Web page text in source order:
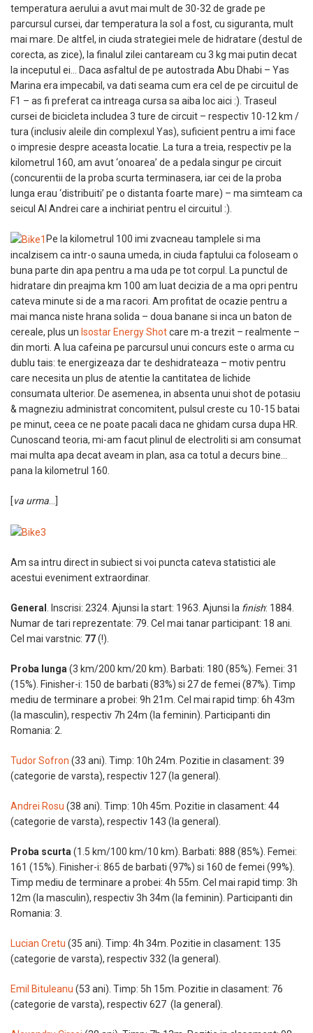
temperatura aerului a avut mai mult de 30-32 de grade pe
parcursul cursei, dar temperatura la sol a fost, cu siguranta, mult
mai mare. De altfel, in ciuda strategiei mele de hidratare (destul de
corecta, as zice), la finalul zilei cantaream cu 3 kg mai putin decat
la inceputul ei… Daca asfaltul de pe autostrada Abu Dhabi – Yas
Marina era impecabil, va dati seama cum era cel de pe circuitul de
F1 – as fi preferat ca intreaga cursa sa aiba loc aici :). Traseul
cursei de bicicleta includea 3 ture de circuit – respectiv 10-12 km /
tura (inclusiv aleile din complexul Yas), suficient pentru a imi face
o impresie despre aceasta locatie. La tura a treia, respectiv pe la
kilometrul 160, am avut ‘onoarea’ de a pedala singur pe circuit
(concurentii de la proba scurta terminasera, iar cei de la proba
lunga erau ‘distribuiti’ pe o distanta foarte mare) – ma simteam ca
seicul Al Andrei care a inchiriat pentru el circuitul :).
Pe la kilometrul 100 imi zvacneau tamplele si ma
incalzisem ca intr-o sauna umeda, in ciuda faptului ca foloseam o
buna parte din apa pentru a ma uda pe tot corpul. La punctul de
hidratare din preajma km 100 am luat decizia de a ma opri pentru
cateva minute si de a ma racori. Am profitat de ocazie pentru a
mai manca niste hrana solida – doua banane si inca un baton de
cereale, plus un Isostar Energy Shotcare m-a trezit – realmente –
din morti. A lua cafeina pe parcursul unui concurs este o arma cu
dublu tais: te energizeaza dar te deshidrateaza – motiv pentru
care necesita un plus de atentie la cantitatea de lichide
consumata ulterior. De asemenea, in absenta unui shot de potasiu
& magneziu administrat concomitent, pulsul creste cu 10-15 batai
pe minut, ceea ce ne poate pacali daca ne ghidam cursa dupa HR.
Cunoscand teoria, mi-am facut plinul de electroliti si am consumat
mai multa apa decat aveam in plan, asa ca totul a decurs bine…
pana la kilometrul 160.
[va urma…]
Am sa intru direct in subiect si voi puncta cateva statistici ale
acestui eveniment extraordinar.
General . Inscrisi: 2324. Ajunsi la start: 1963. Ajunsi la finish: 1884.
Numar de tari reprezentate: 79. Cel mai tanar participant: 18 ani.
Cel mai varstnic: 77(!).
Proba lunga (3 km/200 km/20 km). Barbati: 180 (85%). Femei: 31
(15%). Finisher-i: 150 de barbati (83%) si 27 de femei (87%). Timp
mediu de terminare a probei: 9h 21m. Cel mai rapid timp: 6h 43m
(la masculin), respectiv 7h 24m (la feminin). Participanti din
Romania: 2.
Tudor Sofron (33 ani). Timp: 10h 24m. Pozitie in clasament: 39
(categorie de varsta), respectiv 127 (la general).
Andrei Rosu (38 ani). Timp: 10h 45m. Pozitie in clasament: 44
(categorie de varsta), respectiv 143 (la general).
Proba scurta (1.5 km/100 km/10 km). Barbati: 888 (85%). Femei:
161 (15%). Finisher-i: 865 de barbati (97%) si 160 de femei (99%).
Timp mediu de terminare a probei: 4h 55m. Cel mai rapid timp: 3h
12m (la masculin), respectiv 3h 34m (la feminin). Participanti din
Romania: 3.
Lucian Cretu (35 ani). Timp: 4h 34m. Pozitie in clasament: 135
(categorie de varsta), respectiv 332 (la general).
Emil Bituleanu (53 ani). Timp: 5h 15m. Pozitie in clasament: 76
(categorie de varsta), respectiv 627 (la general).